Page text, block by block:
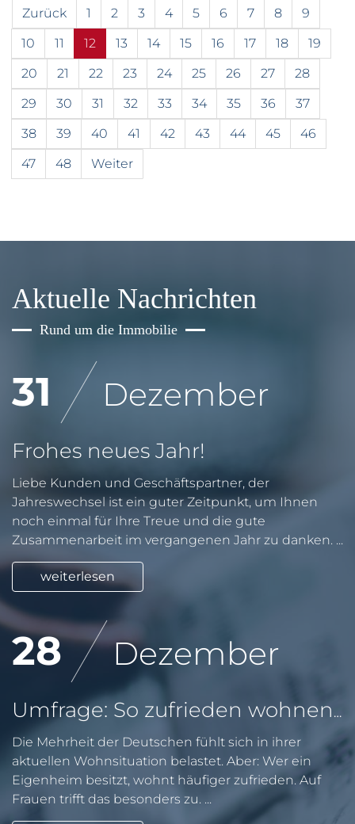
Zurück 1 2 3 4 5 6 7 8
9
10
11 12 13 14 15 16 17 18
19
20
21 22 23 24 25 26 27
28
29
30 31 32 33 34 35 36
37
38
39 40 41 42 43 44 45
46
47
48 Weiter
Aktuelle Nachrichten
Rund um die Immobilie
31 Dezember
Frohes neues Jahr!
Liebe Kunden und Geschäftspartner, der
Jahreswechsel ist ein guter Zeitpunkt, um Ihnen
noch einmal für Ihre Treue und die gute
Zusammenarbeit im vergangenen Jahr zu danken. ...
weiterlesen
28 Dezember
Umfrage: So zufrieden wohnen die Deutschen
Die Mehrheit der Deutschen fühlt sich in ihrer
aktuellen Wohnsituation belastet. Aber: Wer ein
Eigenheim besitzt, wohnt häufiger zufrieden. Auf
Frauen trifft das besonders zu. ...